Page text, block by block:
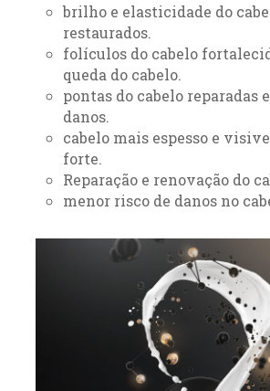
brilho e elasticidade do
restaurados.
folículos do cabelo
queda do cabelo.
pontas do cabelo reparadas
danos.
cabelo mais espesso e
forte.
Reparação e renovação do
menor risco de danos no